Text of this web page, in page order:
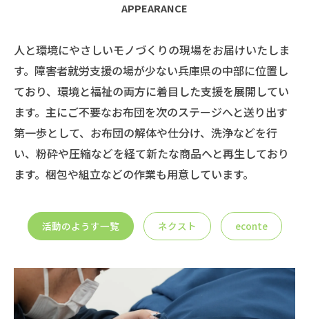
APPEARANCE
人と環境にやさしいモノづくりの現場をお届けいたしま
す。障害者就労支援の場が少ない兵庫県の中部に位置し
ており、環境と福祉の両方に着目した支援を展開してい
ます。主にご不要なお布団を次のステージへと送り出す
第一歩として、お布団の解体や仕分け、洗浄などを行
い、粉砕や圧縮などを経て新たな商品へと再生しており
ます。梱包や組立などの作業も用意しています。
活動のようす一覧 ネクスト econte